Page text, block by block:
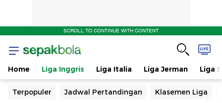
SCROLL TO CONTINUE WITH CONTENT
Home Liga Inggris Liga Italia Liga Jerman Liga
Terpopuler Jadwal Pertandingan Klasemen Liga